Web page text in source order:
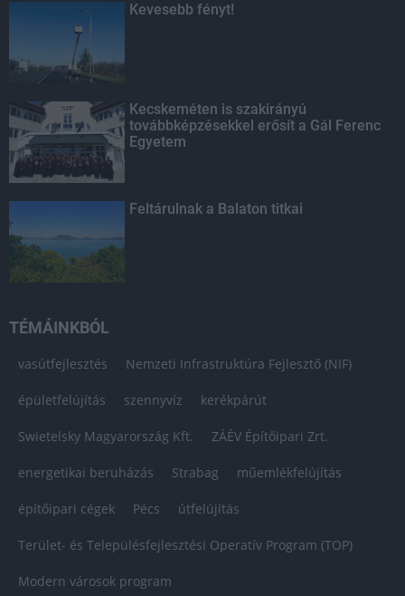
Kevesebb fényt!
Kecskeméten is szakirányú
továbbképzésekkel erősít a Gál Ferenc
Egyetem
Feltárulnak a Balaton titkai
TÉMÁINKBÓL
vasútfejlesztés Nemzeti Infrastruktúra Fejlesztő (NIF)
épületfelújítás szennyvíz kerékpárút
Swietelsky Magyarország Kft. ZÁÉV Építőipari Zrt.
energetikai beruházás Strabag műemlékfelújítás
építőipari cégek Pécs útfelújítás
Terület- és Településfejlesztési Operatív Program (TOP)
Modern városok program